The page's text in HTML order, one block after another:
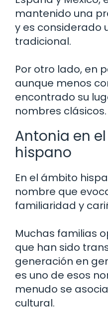
mantenido una
y es considerado
tradicional.
Por otro lado, en
aunque menos
encontrado su
nombres clásicos.
Antonia en
hispano
En el ámbito
nombre que
familiaridad y
Muchas familias
que han sido
generación en
es uno de esos
menudo se
cultural.